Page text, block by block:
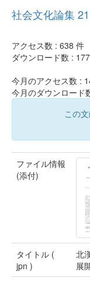
社会文化論集
アクセス数 : 638 件
ダウンロード数 : 177
今月のアクセス数 :
今月のダウンロード
この
ファイル情報
(添付)
タイトル (
jpn )
北
展